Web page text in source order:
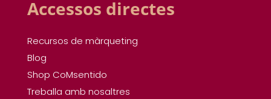
Accessos directes
Recursos de màrqueting
Blog
Shop CoMsentido
Treballa amb nosaltres